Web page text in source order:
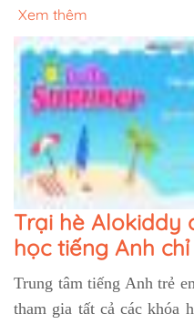
Xem thêm
Trại hè Alokiddy
học tiếng Anh chỉ
Trung tâm tiếng Anh trẻ
tham gia tất cả các khóa